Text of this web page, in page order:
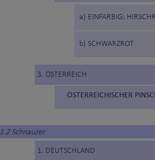
a) EINFARBIG:
b) SCHWARZROT
3. ÖSTERREICH
ÖSTERREICHISCHER
1.2 Schnauzer
1. DEUTSCHLAND